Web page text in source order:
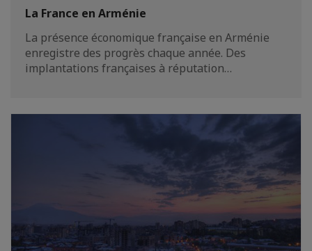
La France en Arménie
La présence économique française en Arménie
enregistre des progrès chaque année. Des
implantations françaises à réputation…